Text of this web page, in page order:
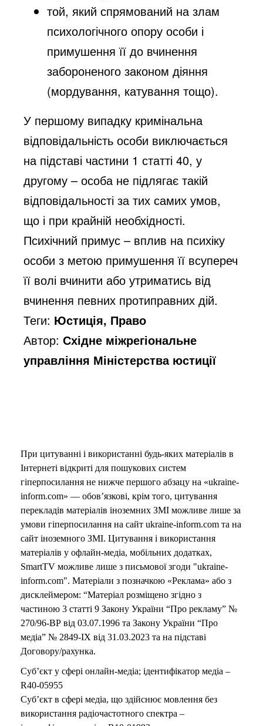
той, який спрямований на злам
психологічного опору особи і
примушення її до вчинення
забороненого законом діяння
(мордування, катування тощо).
У першому випадку кримінальна
відповідальність особи виключається
на підставі частини 1 статті 40, у
другому – особа не підлягає такій
відповідальності за тих самих умов,
що і при крайній необхідності.
Психічний примус – вплив на психіку
особи з метою примушення її всупереч
її волі вчинити або утриматись від
вчинення певних протиправних дій.
Теги: Юстиція, Право
Автор:Східне міжрегіональне
управління Міністерства юстиції
При цитуванні і використанні будь-яких матеріалів в
Інтернеті відкриті для пошукових систем
гіперпосилання не нижче першого абзацу на «ukraine-
inform.com» — обов’язкові, крім того, цитування
перекладів матеріалів іноземних ЗМІ можливе лише за
умови гіперпосилання на сайт ukraine-inform.com та на
сайт іноземного ЗМІ. Цитування і використання
матеріалів у офлайн-медіа, мобільних додатках,
SmartTV можливе лише з письмової згоди "ukraine-
inform.com". Матеріали з позначкою «Реклама» або з
дисклеймером: “Матеріал розміщено згідно з
частиною 3 статті 9 Закону України “Про рекламу” №
270/96-ВР від 03.07.1996 та Закону України “Про
медіа” № 2849-IX від 31.03.2023 та на підставі
Договору/рахунка.
Суб’єкт у сфері онлайн-медіа; ідентифікатор медіа –
R40-05955
Суб’єкт в сфері медіа, що здійснює мовлення без
використання радіочастотного спектра –